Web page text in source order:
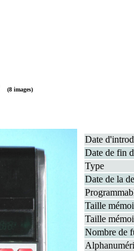
(8 images)
Date
Date de fin
Type
Date de la
Taille
Taille
Nombre de